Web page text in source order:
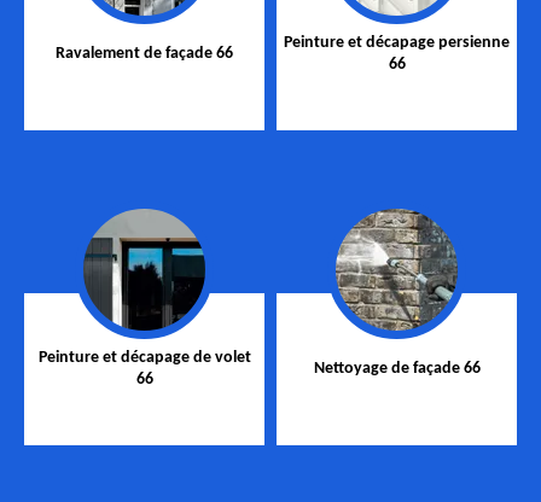
Ravalement de façade 66
Peinture et décapage persienne
66
Peinture et décapage de volet
66
Nettoyage de façade 66